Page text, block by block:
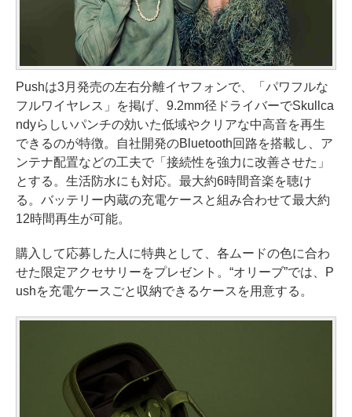
Pushは3月発売の左右分離イヤフォンで、「パワフルな
フルワイヤレス」を掲げ、9.2mm径ドライバーでSkullca
ndyらしいパンチの効いた低域やクリアな中高音を再生
できるのが特徴。自社開発のBluetooth回路を搭載し、ア
ンテナ配置などの工夫で「接続性を強力に改善させた」
とする。生活防水にも対応。最大約6時間音楽を聴け
る。バッテリー内蔵の充電ケースと組み合わせて最大約
12時間再生が可能。
購入して応募した人に特典として、各ムードの色に合わ
せた限定アクセサリーをプレゼント。“オリーブ”では、P
ushを充電ケースごと収納できるケースを用意する。